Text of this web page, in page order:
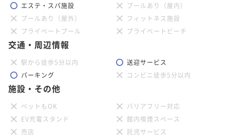
エステ・スパ施設
プールあり（屋内）
プールあり（屋外）
フィットネス施設
プライベートプール
プライベートビーチ
交通・周辺情報
駅から徒歩5分以内
送迎サービス
パーキング
コンビニ徒歩5分以内
施設・その他
ペットもOK
バリアフリー対応
EV充電スタンド
館内喫煙スペース
売店
託児サービス